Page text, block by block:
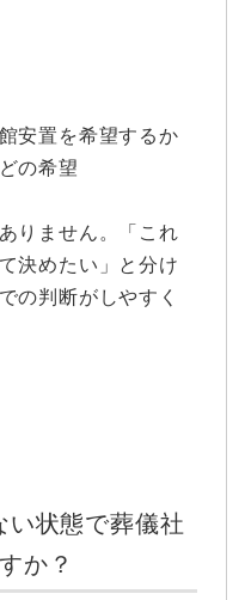
安置を希望するか
の希望
りません。「これ
決めたい」と分け
の判断がしやすく
い状態で葬儀社
か？